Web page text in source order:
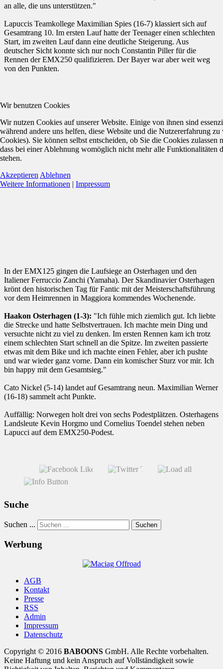
an alle, die uns unterstützen."
Lapuccis Teamkollege Maximilian Spies (16-7) klassiert sich auf
Gesamtrang 10. Im ersten Lauf hatte der Teenager einen schlechten
Start, im zweiten Lauf dann eine deutliche Steigerung. Aus
deutscher Sicht konnte sich nur noch Constantin Piller für die
Rennen der EMX250 qualifizieren. Der Bayer war aber weit weg
von den Punkten.
In der EMX125 gingen die Laufsiege an Osterhagen und den
Italiener Ferruccio Zanchi (Yamaha). Der Skandinavier Osterhagen
krönt den historischen Tag für Fantic mit der Meisterschaftsführung
vor dem Heimrennen in Maggiora kommendes Wochenende.
Haakon Osterhagen (1-3): "Ich fühle mich ziemlich gut. Ich liebte
die Strecke und hatte Selbstvertrauen. Ich machte mein Ding und
versuchte nicht zu viel zu denken. Im ersten Rennen kam ich trotz
einem schlechten Start schnell an die Spitze. Im zweiten passierte
etwas mit dem Bike und ich machte einen Fehler, aber ich pushte
und war wieder ganz vorne. Dann ein komischer Sturz vor mir. Ich
bin happy mit dem Gesamtsieg."
Cato Nickel (5-14) landet auf Gesamtrang neun. Maximilian Werner
(16-18) sammelt acht Punkte.
Auffällig: Norwegen holt drei von sechs Podestplätzen. Osterhagens
Landsleute Kevin Horgmo und Cornelius Toendel stehen neben
Lapucci auf dem EMX250-Podest.
Suche
Suchen ... Suchen
Werbung
AGB
Kontakt
Presse
RSS
Admin
Impressum
Datenschutz
Copyright © 2016 BABOONS GmbH. Alle Rechte vorbehalten.
Keine Haftung und kein Anspruch auf Vollständigkeit sowie
Wir benutzen Cookies
Wir nutzen Cookies auf unserer Website. Einige von ihnen sind
während andere uns helfen, diese Website und die Nutzererfahrung zu
Cookies). Sie können selbst entscheiden, ob Sie die Cookies zulassen
dass bei einer Ablehnung womöglich nicht mehr alle Funktionalitäten
stehen.
Akzeptieren Ablehnen
Weitere Informationen | Impressum